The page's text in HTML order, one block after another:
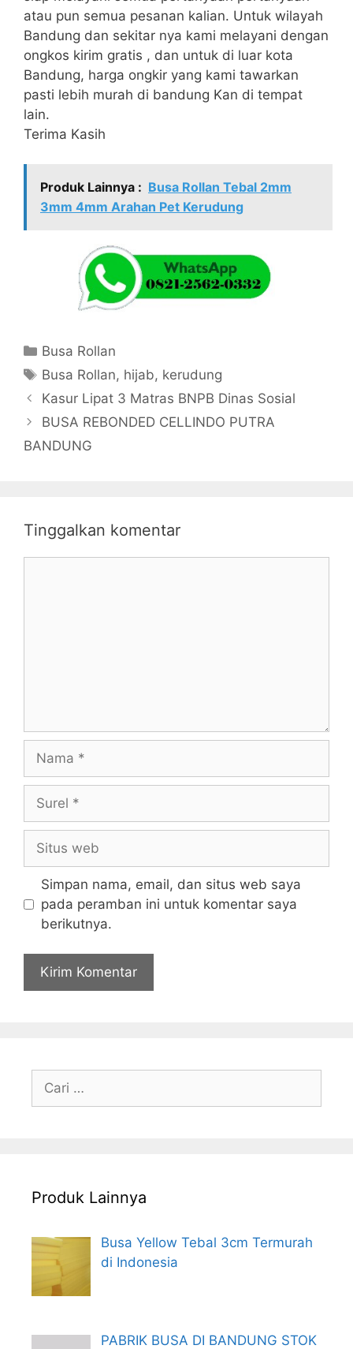
atau pun semua pesanan kalian. Untuk wilayah
Bandung dan sekitar nya kami melayani dengan
ongkos kirim gratis , dan untuk di luar kota
Bandung, harga ongkir yang kami tawarkan
pasti lebih murah di bandung Kan di tempat
lain.
Terima Kasih
Produk Lainnya : Busa Rollan Tebal 2mm
3mm 4mm Arahan Pet Kerudung
Kategori
Busa Rollan
Tag
Busa Rollan, hijab, kerudung
Kasur Lipat 3 Matras BNPB Dinas Sosial
BUSA REBONDED CELLINDO PUTRA
BANDUNG
Tinggalkan komentar
web
Simpan nama, email, dan situs web saya
pada peramban ini untuk komentar saya
berikutnya.
Cari
Produk Lainnya
Busa Yellow Tebal 3cm Termurah
di Indonesia
PABRIK BUSA DI BANDUNG STOK